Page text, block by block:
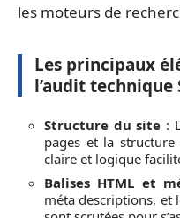
les moteurs de
Les principaux
l’audit technique
Structure du site :
pages et la
claire et logique
Balises HTML et
méta descriptions, et